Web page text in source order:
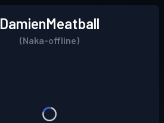
DamienMeatball
(Naka-offline)